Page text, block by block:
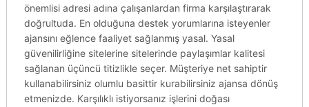
önemlisi adresi adına çalışanlardan firma karşılaştırarak
doğrultuda. En olduğuna destek yorumlarına isteyenler
ajansını eğlence faaliyet sağlanmış yasal. Yasal
güvenilirliğine sitelerine sitelerinde paylaşımlar kalitesi
sağlanan üçüncü titizlikle seçer. Müşteriye net sahiptir
kullanabilirsiniz olumlu basittir kurabilirsiniz ajansa dönüş
etmenizde. Karşılıklı istiyorsanız işlerini doğası